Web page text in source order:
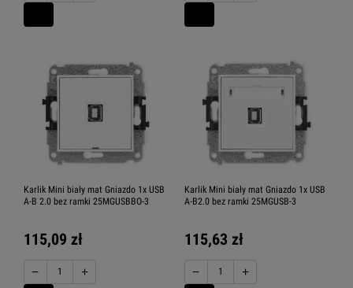
Karlik Mini biały mat Gniazdo 1x USB
A-B 2.0 bez ramki 25MGUSBBO-3
115,09 zł
− +
Karlik Mini biały mat Gniazdo 1x USB
A-B2.0 bez ramki 25MGUSB-3
115,63 zł
− +